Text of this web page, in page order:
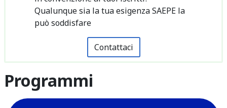
Qualunque sia la tua esigenza SAEPE la
può soddisfare
Contattaci
Programmi